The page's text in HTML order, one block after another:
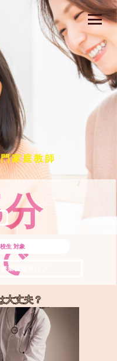
家庭教師
分
生 対象
業実施中!! ／
大丈夫？